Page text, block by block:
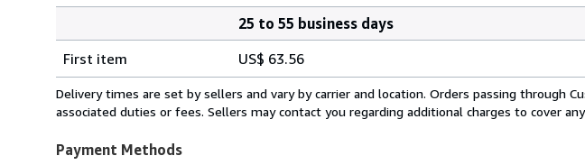
rates
from
Germany
U.S.A.
25 to 55 business days
First item
US$ 63.56
Delivery times are set by sellers and vary by carrier and location. Orders passing through
associated duties or fees. Sellers may contact you regarding additional charges to cover
Payment Methods